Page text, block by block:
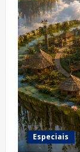
Especiais